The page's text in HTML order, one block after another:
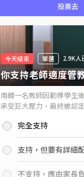
投票去
今天結束 單選 2.9K人
你支持老師適度管
南韓一名教師因勸導學生
承受巨大壓力，最終被認
你支持老師適度管教學生嗎
完全支持
支持，但要有詳細
不支持，應由家長